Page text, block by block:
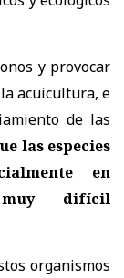
y provocar
acuicultura, e
de las
las especies
en
muy difícil
organismos